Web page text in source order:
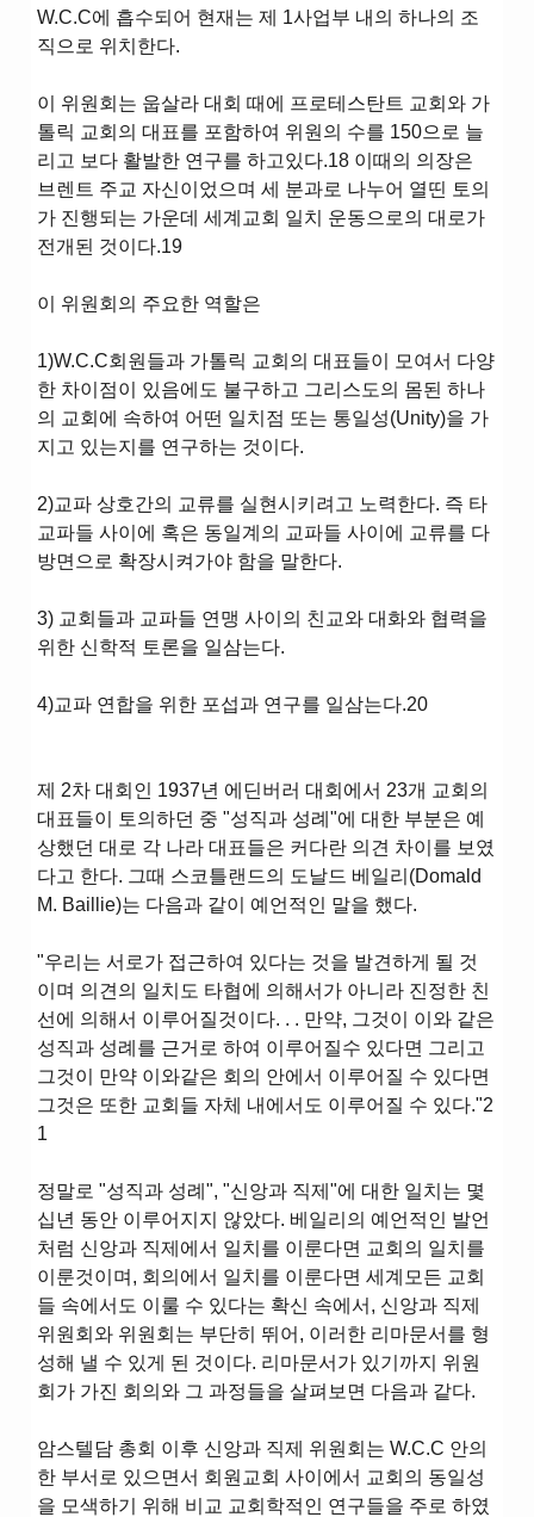
W.C.C에 흡수되어 현재는 제 1사업부 내의 하나의 조
직으로 위치한다.
이 위원회는 웁살라 대회 때에 프로테스탄트 교회와 가
톨릭 교회의 대표를 포함하여 위원의 수를 150으로 늘
리고 보다 활발한 연구를 하고있다.18 이때의 의장은
브렌트 주교 자신이었으며 세 분과로 나누어 열띤 토의
가 진행되는 가운데 세계교회 일치 운동으로의 대로가
전개된 것이다.19
이 위원회의 주요한 역할은
1)W.C.C회원들과 가톨릭 교회의 대표들이 모여서 다양
한 차이점이 있음에도 불구하고 그리스도의 몸된 하나
의 교회에 속하여 어떤 일치점 또는 통일성(Unity)을 가
지고 있는지를 연구하는 것이다.
2)교파 상호간의 교류를 실현시키려고 노력한다. 즉 타
교파들 사이에 혹은 동일계의 교파들 사이에 교류를 다
방면으로 확장시켜가야 함을 말한다.
3) 교회들과 교파들 연맹 사이의 친교와 대화와 협력을
위한 신학적 토론을 일삼는다.
4)교파 연합을 위한 포섭과 연구를 일삼는다.20
제 2차 대회인 1937년 에딘버러 대회에서 23개 교회의
대표들이 토의하던 중 "성직과 성례"에 대한 부분은 예
상했던 대로 각 나라 대표들은 커다란 의견 차이를 보였
다고 한다. 그때 스코틀랜드의 도날드 베일리(Domald
M. Baillie)는 다음과 같이 예언적인 말을 했다.
"우리는 서로가 접근하여 있다는 것을 발견하게 될 것
이며 의견의 일치도 타협에 의해서가 아니라 진정한 친
선에 의해서 이루어질것이다. . . 만약, 그것이 이와 같은
성직과 성례를 근거로 하여 이루어질수 있다면 그리고
그것이 만약 이와같은 회의 안에서 이루어질 수 있다면
그것은 또한 교회들 자체 내에서도 이루어질 수 있다."2
1
정말로 "성직과 성례", "신앙과 직제"에 대한 일치는 몇
십년 동안 이루어지지 않았다. 베일리의 예언적인 발언
처럼 신앙과 직제에서 일치를 이룬다면 교회의 일치를
이룬것이며, 회의에서 일치를 이룬다면 세계모든 교회
들 속에서도 이룰 수 있다는 확신 속에서, 신앙과 직제
위원회와 위원회는 부단히 뛰어, 이러한 리마문서를 형
성해 낼 수 있게 된 것이다. 리마문서가 있기까지 위원
회가 가진 회의와 그 과정들을 살펴보면 다음과 같다.
암스텔담 총회 이후 신앙과 직제 위원회는 W.C.C 안의
한 부서로 있으면서 회원교회 사이에서 교회의 동일성
을 모색하기 위해 비교 교회학적인 연구들을 주로 하였